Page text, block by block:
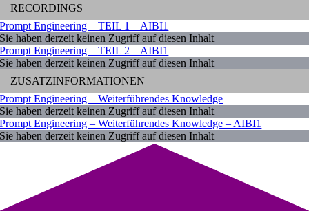
RECORDINGS
Prompt Engineering – TEIL 1 – AIBI1
Sie haben derzeit keinen Zugriff auf diesen Inhalt
Prompt Engineering – TEIL 2 – AIBI1
Sie haben derzeit keinen Zugriff auf diesen Inhalt
ZUSATZINFORMATIONEN
Prompt Engineering – Weiterführendes Knowledge
Sie haben derzeit keinen Zugriff auf diesen Inhalt
Prompt Engineering – Weiterführendes Knowledge – AIBI1
Sie haben derzeit keinen Zugriff auf diesen Inhalt